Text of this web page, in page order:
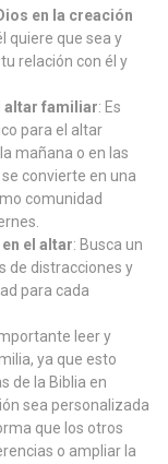
en la creación
quiere que sea y
relación con él y
altar familiar: Es
para el altar
mañana o en las
convierte en una
comunidad
el altar: Busca un
de distracciones y
para cada
leer y
ya que esto
de la Biblia en
sea personalizada
que los otros
o ampliar la